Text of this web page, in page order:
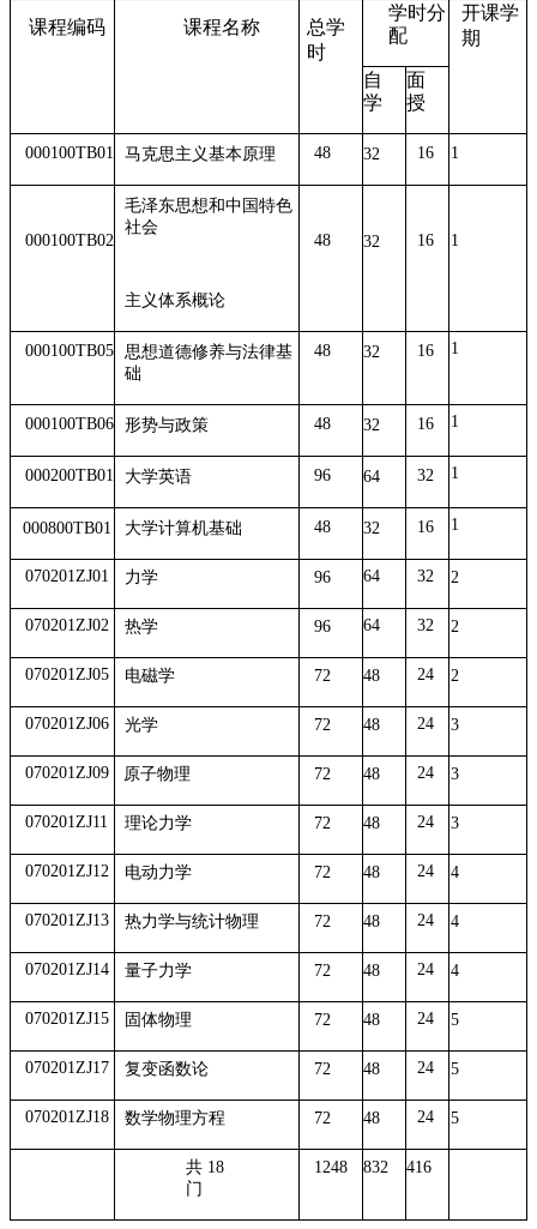
课程编码 课程名称
总学
时
学时分
配
开课学
期
自
学
面
授
000100TB01 马克思主义基本原理 48 32 16 1
000100TB02
毛泽东思想和中国特色
社会
主义体系概论
48 32 16 1
000100TB05
思想道德修养与法律基
础
48 32 16 1
000100TB06 形势与政策 48 32 16 1
000200TB01 大学英语 96 64 32 1
000800TB01 大学计算机基础 48 32 16 1
070201ZJ01 力学 96 64 32 2
070201ZJ02 热学 96 64 32 2
070201ZJ05 电磁学 72 48 24 2
070201ZJ06 光学 72 48 24 3
070201ZJ09 原子物理 72 48 24 3
070201ZJ11 理论力学 72 48 24 3
070201ZJ12 电动力学 72 48 24 4
070201ZJ13 热力学与统计物理 72 48 24 4
070201ZJ14 量子力学 72 48 24 4
070201ZJ15 固体物理 72 48 24 5
070201ZJ17 复变函数论 72 48 24 5
070201ZJ18 数学物理方程 72 48 24 5
共 18
门
1248 832 416